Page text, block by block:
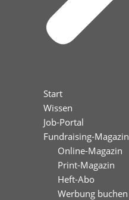
Start
Wissen
Job-Portal
Fundraising-Magazin
Online-Magazin
Print-Magazin
Heft-Abo
Werbung buchen